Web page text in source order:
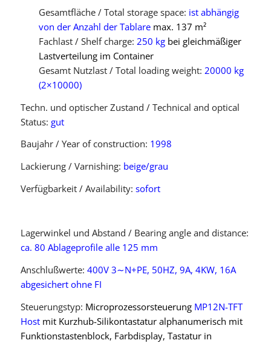
Gesamtfläche / Total storage space: ist abhängig
von der Anzahl der Tablare max. 137 m²
Fachlast / Shelf charge: 250 kg bei gleichmäßiger
Lastverteilung im Container
Gesamt Nutzlast / Total loading weight: 20000 kg
(2×10000)
Techn. und optischer Zustand / Technical and optical
Status: gut
Baujahr / Year of construction: 1998
Lackierung / Varnishing: beige/grau
Verfügbarkeit / Availability: sofort
Lagerwinkel und Abstand / Bearing angle and distance:
ca. 80 Ablageprofile alle 125 mm
Anschlußwerte: 400V 3∼N+PE, 50HZ, 9A, 4KW, 16A
abgesichert ohne FI
Steuerungstyp: Microprozessorsteuerung MP12N-TFT
Host mit Kurzhub-Silikontastatur alphanumerisch mit
Funktionstastenblock, Farbdisplay, Tastatur in